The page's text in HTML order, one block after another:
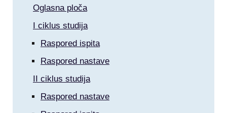
Oglasna ploča
I ciklus studija
Raspored ispita
Raspored nastave
II ciklus studija
Raspored nastave